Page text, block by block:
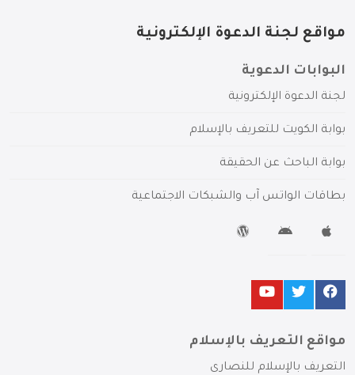
مواقع لجنة الدعوة الإلكترونية
البوابات الدعوية
لجنة الدعوة الإلكترونية
بوابة الكويت للتعريف بالإسلام
بوابة الباحث عن الحقيقة
بطاقات الواتس آب والشبكات الاجتماعية
مواقع التعريف بالإسلام
التعريف بالإسلام للنصارى